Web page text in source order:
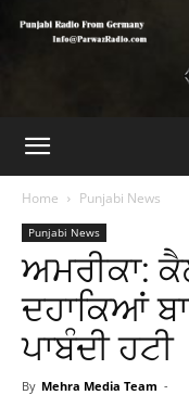
Home Punjabi News
Punjabi News
ਅਮਰੀਕਾ:
ਦਹਾਕਿਆਂ
ਪਾਬੰਦੀ ਹਟੀ
By Mehra Media Team -